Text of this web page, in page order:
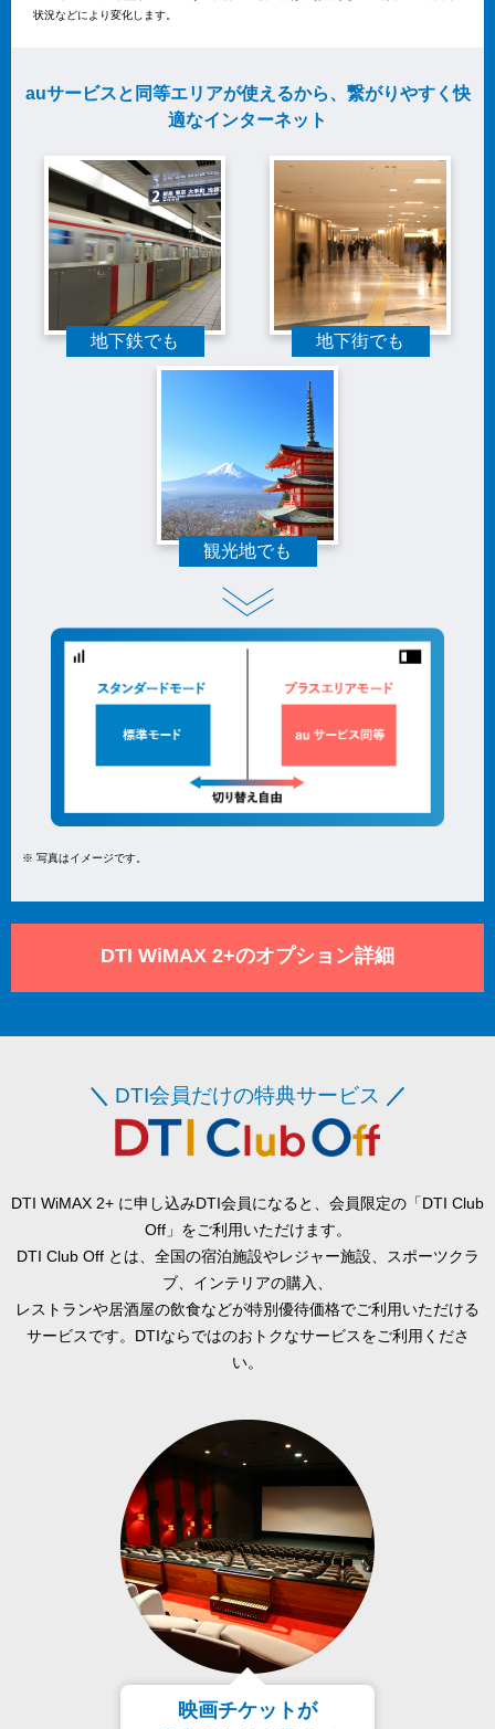
状況などにより変化します。
auサービスと同等エリアが使えるから、繋がりやすく快
適なインターネット
地下鉄でも 地下街でも
観光地でも
※ 写真はイメージです。
DTI WiMAX 2+のオプション詳細
＼ DTI会員だけの特典サービス ／
DTI WiMAX 2+ に申し込みDTI会員になると、会員限定の「DTI Club
Off」をご利用いただけます。
DTI Club Off とは、全国の宿泊施設やレジャー施設、スポーツクラ
ブ、インテリアの購入、
レストランや居酒屋の飲食などが特別優待価格でご利用いただける
サービスです。DTIならではのおトクなサービスをご利用くださ
い。
映画チケットが